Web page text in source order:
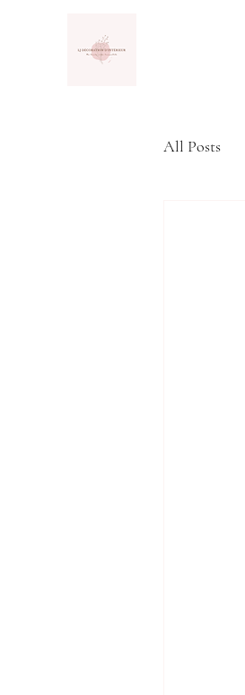
All Posts